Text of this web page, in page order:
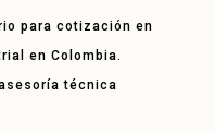
para cotización en
en Colombia.
técnica